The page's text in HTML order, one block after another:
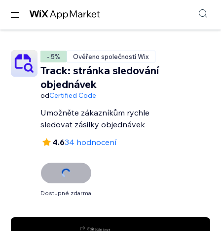
- 5% Ověřeno společností Wix
Track: stránka sledování
objednávek
odCertified Code
Umožněte zákazníkům rychle
sledovat zásilky objednávek
4.634 hodnocení
Dostupné zdarma